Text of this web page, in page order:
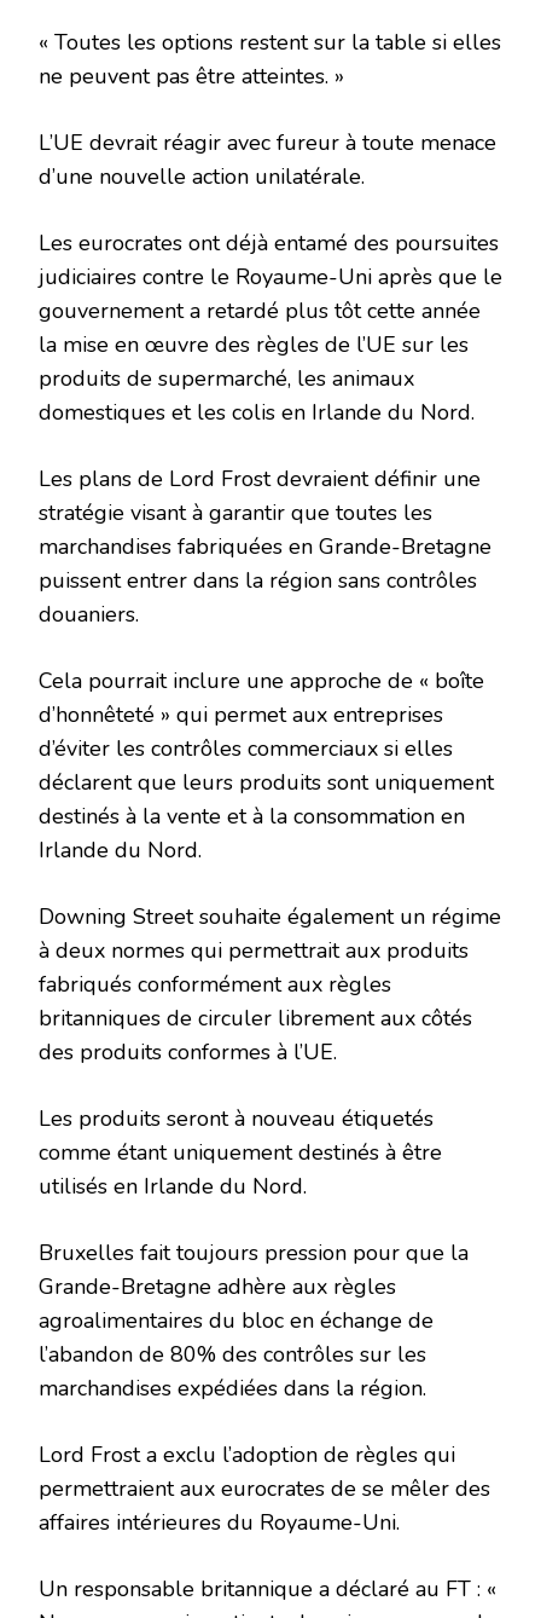
« Toutes les options restent sur la table si elles
ne peuvent pas être atteintes. »
L’UE devrait réagir avec fureur à toute menace
d’une nouvelle action unilatérale.
Les eurocrates ont déjà entamé des poursuites
judiciaires contre le Royaume-Uni après que le
gouvernement a retardé plus tôt cette année
la mise en œuvre des règles de l’UE sur les
produits de supermarché, les animaux
domestiques et les colis en Irlande du Nord.
Les plans de Lord Frost devraient définir une
stratégie visant à garantir que toutes les
marchandises fabriquées en Grande-Bretagne
puissent entrer dans la région sans contrôles
douaniers.
Cela pourrait inclure une approche de « boîte
d’honnêteté » qui permet aux entreprises
d’éviter les contrôles commerciaux si elles
déclarent que leurs produits sont uniquement
destinés à la vente et à la consommation en
Irlande du Nord.
Downing Street souhaite également un régime
à deux normes qui permettrait aux produits
fabriqués conformément aux règles
britanniques de circuler librement aux côtés
des produits conformes à l’UE.
Les produits seront à nouveau étiquetés
comme étant uniquement destinés à être
utilisés en Irlande du Nord.
Bruxelles fait toujours pression pour que la
Grande-Bretagne adhère aux règles
agroalimentaires du bloc en échange de
l’abandon de 80% des contrôles sur les
marchandises expédiées dans la région.
Lord Frost a exclu l’adoption de règles qui
permettraient aux eurocrates de se mêler des
affaires intérieures du Royaume-Uni.
Un responsable britannique a déclaré au FT : «